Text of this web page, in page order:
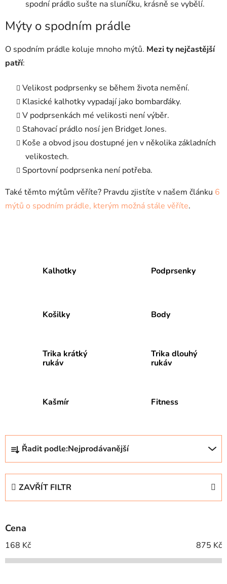
spodní prádlo sušte na sluníčku, krásně se vybělí.
Mýty o spodním prádle
O spodním prádle koluje mnoho mýtů. Mezi ty nejčastější
patří:
Velikost podprsenky se během života nemění.
Klasické kalhotky vypadají jako bombarďáky.
V podprsenkách mé velikosti není výběr.
Stahovací prádlo nosí jen Bridget Jones.
Koše a obvod jsou dostupné jen v několika základních
velikostech.
Sportovní podprsenka není potřeba.
Také těmto mýtům věříte? Pravdu zjistíte v našem článku 6
mýtů o spodním prádle, kterým možná stále věříte.
Kalhotky Podprsenky
Košilky Body
Trika krátký
rukáv
Trika dlouhý
rukáv
Kašmír Fitness
z
p
r
o
d
Řadit podle:Nejprodávanější
ZAVŘÍT FILTR
Cena
168 Kč 875 Kč